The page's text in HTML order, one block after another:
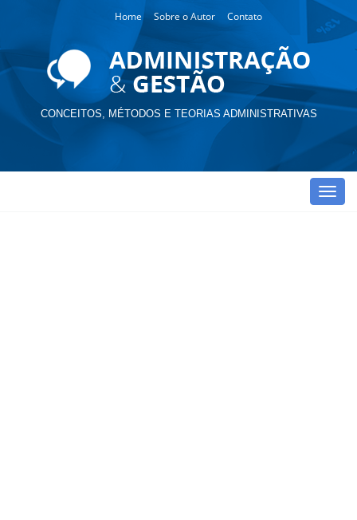
Home Sobre o Autor Contato
CONCEITOS, MÉTODOS E TEORIAS ADMINISTRATIVAS